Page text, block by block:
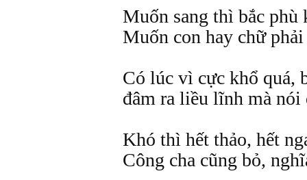
Muốn sang thì bắc phù
Muốn con hay chữ
Có lúc vì cực khổ quá,
đâm ra liều lĩnh mà
Khó thì hết thảo, hết
Công cha cũng bỏ,